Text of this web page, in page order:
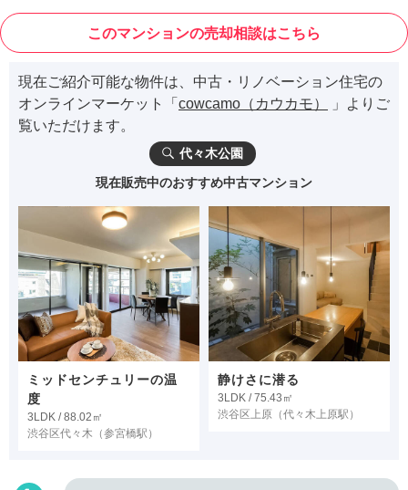
このマンションの売却相談はこちら
現在ご紹介可能な物件は、中古・リノベーション住宅の
オンラインマーケット「 cowcamo（カウカモ）
」よりご
覧いただけます。
代々木公園
現在販売中のおすすめ中古マンション
ミッドセンチュリーの温
度
3LDK / 88.02㎡
渋谷区代々木 （参宮橋駅）
静けさに潜る
3LDK / 75.43㎡
渋谷区上原 （代々木上原駅）